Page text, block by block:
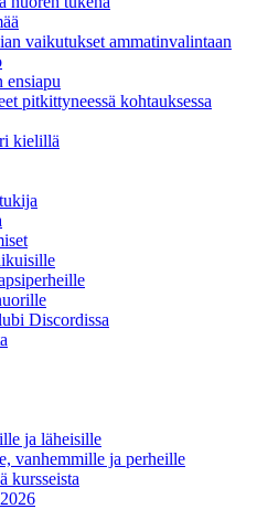
vaikutukset ammatinvalintaan
ensiapu
pitkittyneessä kohtauksessa
kielillä
Discordissa
ja läheisille
vanhemmille ja perheille
kursseista